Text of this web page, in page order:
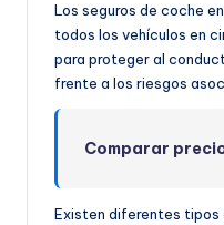
Los seguros de coche
todos los vehículos en
para proteger al
frente a los riesgos
Comparar
Existen diferentes tipos